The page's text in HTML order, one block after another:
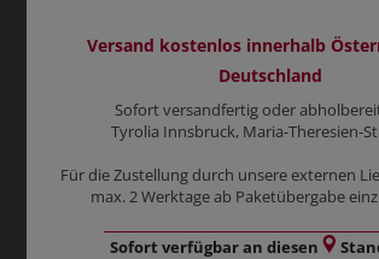
Versand kostenlos innerhalb
Deutschland
Sofort versandfertig oder
Tyrolia Innsbruck, Maria-Theresien-
Für die Zustellung durch unsere externen
max. 2 Werktage ab Paketübergabe
Sofort verfügbar an diesen